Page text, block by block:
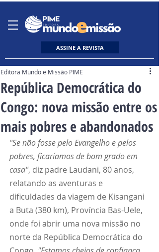
ASSINE A REVISTA
República Democrática do
Congo: nova missão entre os
mais pobres e abandonados
Editora Mundo e Missão PIME
"Se não fosse pelo Evangelho e pelos
pobres, ficaríamos de bom grado em
casa", diz padre Laudani, 80 anos,
relatando as aventuras e
dificuldades da viagem de Kisangani
a Buta (380 km), Província Bas-Uele,
onde foi abrir uma nova missão no
norte da República Democrática do